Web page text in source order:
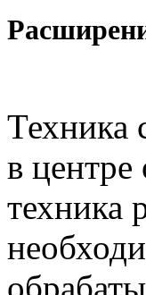
Техника
в центре
техника